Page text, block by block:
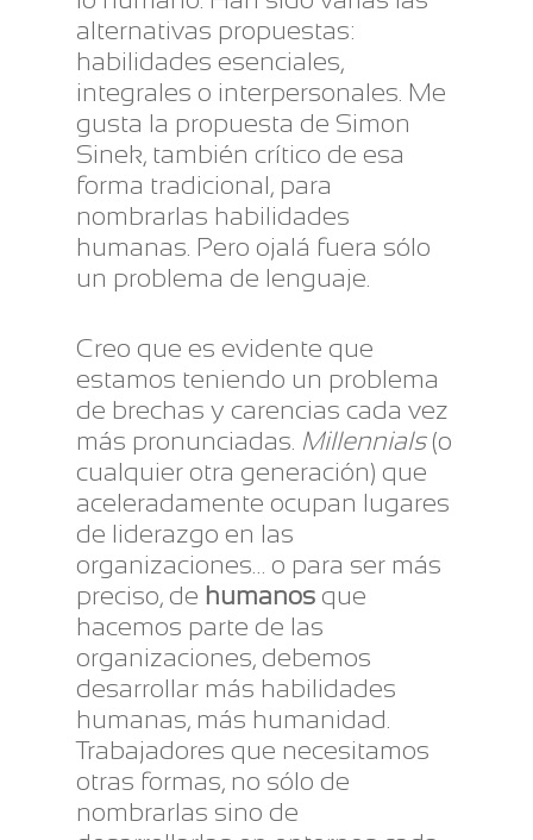
alternativas propuestas:
habilidades esenciales,
integrales o interpersonales. Me
gusta la propuesta de Simon
Sinek, también crítico de esa
forma tradicional, para
nombrarlas habilidades
humanas. Pero ojalá fuera sólo
un problema de lenguaje.
Creo que es evidente que
estamos teniendo un problema
de brechas y carencias cada vez
más pronunciadas. Millennials(o
cualquier otra generación) que
aceleradamente ocupan lugares
de liderazgo en las
organizaciones… o para ser más
preciso, de humanos que
hacemos parte de las
organizaciones, debemos
desarrollar más habilidades
humanas, más humanidad.
Trabajadores que necesitamos
otras formas, no sólo de
nombrarlas sino de